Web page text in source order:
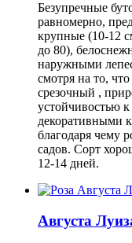
Безупречные
равномерно,
крупные (10-12
до 80),
наружными
смотря на то,
срезочный ,
устойчивостью
декоративными
благодаря чему
садов. Сорт
12-14 дней.
Августа